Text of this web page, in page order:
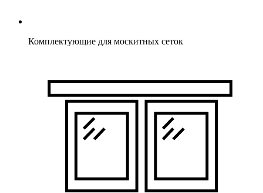
Комплектующие для москитных сеток